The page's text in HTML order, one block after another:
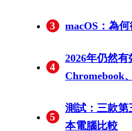
3 macOS：為
4
2026年仍然有
Chromebook
Android應
似
5
測試：三款
本電腦比較